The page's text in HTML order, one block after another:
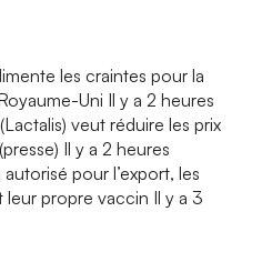
les craintes pour la
Uni Il y a 2 heures
veut réduire les prix
Il y a 2 heures
pour l’export, les
leur propre vaccin Il y a 3